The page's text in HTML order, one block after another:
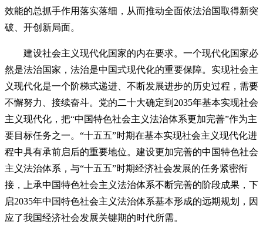
效能的总抓手作用落实落细，从而推动全面依法治国取得新突
破、开创新局面。
建设社会主义现代化国家的内在要求。一个现代化国家必
然是法治国家，法治是中国式现代化的重要保障。实现社会主
义现代化是一个阶梯式递进、不断发展进步的历史过程，需要
不懈努力、接续奋斗。党的二十大确定到2035年基本实现社会
主义现代化，把“中国特色社会主义法治体系更加完善”作为主
要目标任务之一。“十五五”时期在基本实现社会主义现代化进
程中具有承前启后的重要地位。建设更加完善的中国特色社会
主义法治体系，与“十五五”时期经济社会发展的任务紧密衔
接，上承中国特色社会主义法治体系不断完善的阶段成果，下
启2035年中国特色社会主义法治体系基本形成的远期规划，因
应了我国经济社会发展关键期的时代所需。